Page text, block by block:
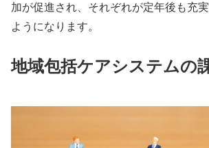
加が促進され、それぞれが定年後も充
ようになります。
地域包括ケアシステムの